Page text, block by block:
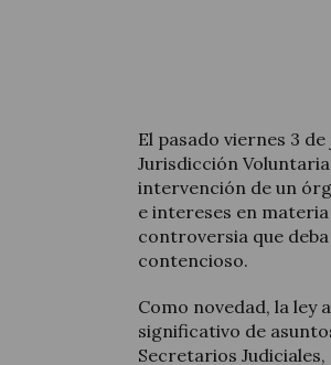
El pasado viernes 3
Jurisdicción
intervención de un
e intereses en
controversia que
contencioso.
Como novedad, la ley
significativo de
Secretarios